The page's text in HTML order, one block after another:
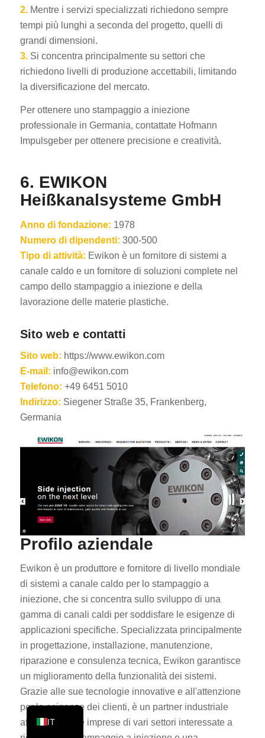
2. Mentre i servizi specializzati richiedono sempre
tempi più lunghi a seconda del progetto, quelli di
grandi dimensioni.
3. Si concentra principalmente su settori che
richiedono livelli di produzione accettabili, limitando
la diversificazione del mercato.
Per ottenere uno stampaggio a iniezione
professionale in Germania, contattate Hofmann
Impulsgeber per ottenere precisione e creatività.
6. EWIKON
Heißkanalsysteme GmbH
Anno di fondazione: 1978
Numero di dipendenti: 300-500
Tipo di attività: Ewikon è un fornitore di sistemi a
canale caldo e un fornitore di soluzioni complete nel
campo dello stampaggio a iniezione e della
lavorazione delle materie plastiche.
Sito web e contatti
Sito web: https://www.ewikon.com
E-mail: info@ewikon.com
Telefono: +49 6451 5010
Indirizzo: Siegener Straße 35, Frankenberg,
Germania
Profilo aziendale
Ewikon è un produttore e fornitore di livello mondiale
di sistemi a canale caldo per lo stampaggio a
iniezione, che si concentra sullo sviluppo di una
gamma di canali caldi per soddisfare le esigenze di
applicazioni specifiche. Specializzata principalmente
in progettazione, installazione, manutenzione,
riparazione e consulenza tecnica, Ewikon garantisce
un miglioramento della funzionalità dei sistemi.
Grazie alle sue tecnologie innovative e all'attenzione
per le esigenze dei clienti, è un partner industriale
affidabile per le imprese di vari settori interessate a
IT
EN
FR
DE
RU
NL
PL
TR
AR
ES
JA
KO
PT
DA
EL
SV
HU
RO